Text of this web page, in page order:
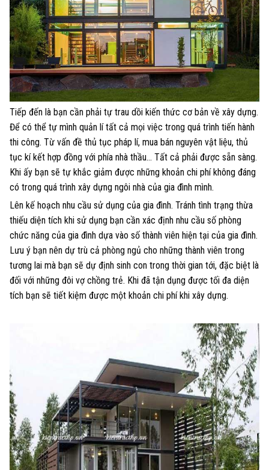
Tiếp đến là bạn cần phải tự trau dồi kiến thức cơ bản về xây dựng.
Để có thể tự mình quản lí tất cả mọi việc trong quá trình tiến hành
thi công. Từ vấn đề thủ tục pháp lí, mua bán nguyên vật liệu, thủ
tục kí kết hợp đồng với phía nhà thầu… Tất cả phải được sẵn sàng.
Khi ấy bạn sẽ tự khắc giảm được những khoản chi phí không đáng
có trong quá trình xây dựng ngôi nhà của gia đình mình.
Lên kế hoạch nhu cầu sử dụng của gia đình. Tránh tình trạng thừa
thiếu diện tích khi sử dụng bạn cần xác định nhu cầu số phòng
chức năng của gia đình dựa vào số thành viên hiện tại của gia đình.
Lưu ý bạn nên dự trù cả phòng ngủ cho những thành viên trong
tương lai mà bạn sẽ dự định sinh con trong thời gian tới, đặc biệt là
đối với những đôi vợ chồng trẻ. Khi đã tận dụng được tối đa diện
tích bạn sẽ tiết kiệm được một khoản chi phí khi xây dựng.